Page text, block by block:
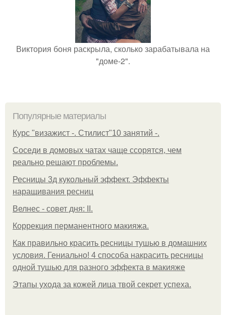
Виктория боня раскрыла, сколько зарабатывала на
"доме-2".
Популярные материалы
Курс "визажист -. Стилист"10 занятий -.
Соседи в домовых чатах чаще ссорятся, чем
реально решают проблемы.
Ресницы 3д кукольный эффект. Эффекты
наращивания ресниц
Велнес - совет дня: II.
Коррекция перманентного макияжа.
Как правильно красить ресницы тушью в домашних
условия. Гениально! 4 способа накрасить ресницы
одной тушью для разного эффекта в макияже
Этапы ухода за кожей лица твой секрет успеха.